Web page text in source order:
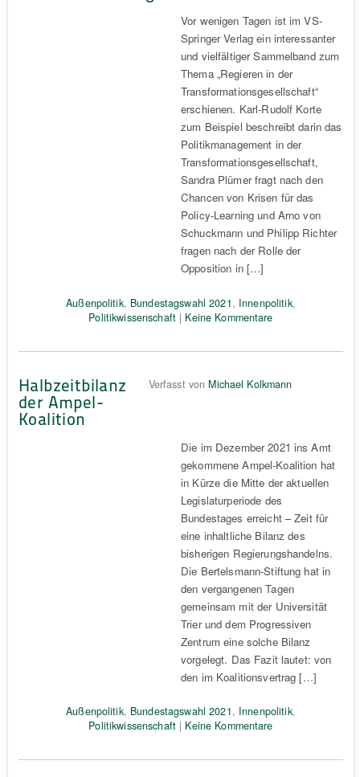
Vor wenigen Tagen ist im VS-
Springer Verlag ein interessanter
und vielfältiger Sammelband zum
Thema „Regieren in der
Transformationsgesellschaft“
erschienen. Karl-Rudolf Korte
zum Beispiel beschreibt darin das
Politikmanagement in der
Transformationsgesellschaft,
Sandra Plümer fragt nach den
Chancen von Krisen für das
Policy-Learning und Arno von
Schuckmann und Philipp Richter
fragen nach der Rolle der
Opposition in […]
Außenpolitik, Bundestagswahl 2021, Innenpolitik,
Politikwissenschaft| Keine Kommentare
Halbzeitbilanz
der Ampel-
Koalition
Verfasst von Michael Kolkmann
Die im Dezember 2021 ins Amt
gekommene Ampel-Koalition hat
in Kürze die Mitte der aktuellen
Legislaturperiode des
Bundestages erreicht – Zeit für
eine inhaltliche Bilanz des
bisherigen Regierungshandelns.
Die Bertelsmann-Stiftung hat in
den vergangenen Tagen
gemeinsam mit der Universität
Trier und dem Progressiven
Zentrum eine solche Bilanz
vorgelegt. Das Fazit lautet: von
den im Koalitionsvertrag […]
Außenpolitik, Bundestagswahl 2021, Innenpolitik,
Politikwissenschaft| Keine Kommentare